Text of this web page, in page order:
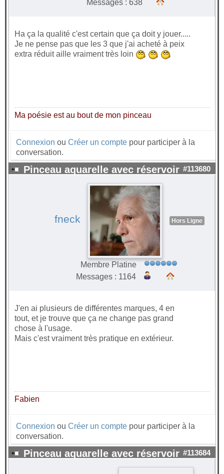
Messages : 638
Ha ça la qualité c'est certain que ça doit y jouer.....
Je ne pense pas que les 3 que j'ai acheté à peix
extra réduit aille vraiment très loin
Ma poésie est au bout de mon pinceau
Connexion ou Créer un compte pour participer à la
conversation.
Pinceau aquarelle avec réservoir #113680
fneck Hors Ligne
Membre Platine
Messages : 1164
J'en ai plusieurs de différentes marques, 4 en
tout, et je trouve que ça ne change pas grand
chose à l'usage.
Mais c'est vraiment très pratique en extérieur.
Fabien
Connexion ou Créer un compte pour participer à la
conversation.
Pinceau aquarelle avec réservoir #113684